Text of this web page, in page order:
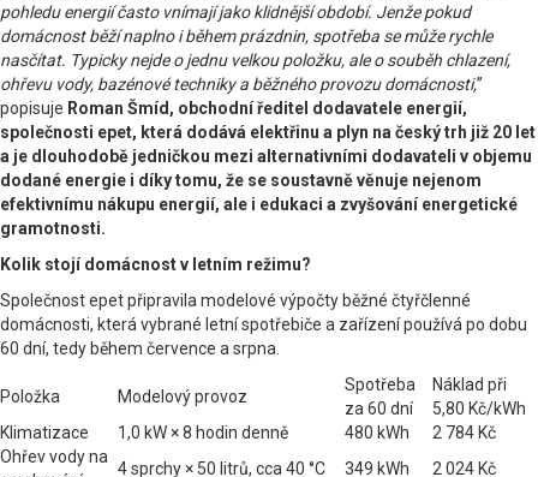
pohledu energií často vnímají jako klidnější období. Jenže pokud
domácnost běží naplno i během prázdnin, spotřeba se může rychle
nasčítat. Typicky nejde o jednu velkou položku, ale o souběh chlazení,
ohřevu vody, bazénové techniky a běžného provozu domácnosti,”
popisuje Roman Šmíd, obchodní ředitel dodavatele energií,
společnosti epet, která dodává elektřinu a plyn na český trh již 20 let
a je dlouhodobě jedničkou mezi alternativními dodavateli v objemu
dodané energie i díky tomu, že se soustavně věnuje nejenom
efektivnímu nákupu energií, ale i edukaci a zvyšování energetické
gramotnosti.
Kolik stojí domácnost v letním režimu?
Společnost epet připravila modelové výpočty běžné čtyřčlenné
domácnosti, která vybrané letní spotřebiče a zařízení používá po dobu
60 dní, tedy během července a srpna.
Položka Modelový provoz
Spotřeba
za 60 dní
Náklad při
5,80 Kč/kWh
Klimatizace
1,0 kW × 8 hodin denně 480 kWh
2 784 Kč
Ohřev vody na
4 sprchy × 50 litrů, cca 40 °C 349 kWh
2 024 Kč